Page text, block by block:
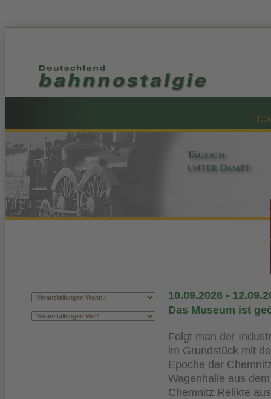
Täglich
unter Dampf
10.09.2026 -
Das Museum ist
Folgt man der
im Grundstück mit
Epoche der
Wagenhalle aus
Chemnitz Relikte